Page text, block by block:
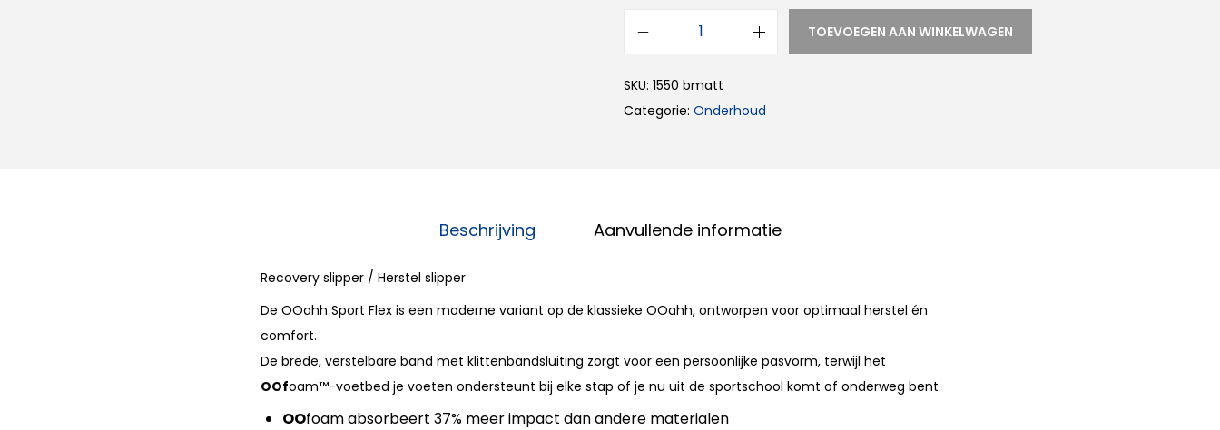
TOEVOEGEN AAN WINKELWAGEN
SKU: 1550 bmatt
Categorie: Onderhoud
Beschrijving Aanvullende informatie
Recovery slipper / Herstel slipper
De OOahh Sport Flex is een moderne variant op de klassieke OOahh, ontworpen voor optimaal herstel én
comfort.
De brede, verstelbare band met klittenbandsluiting zorgt voor een persoonlijke pasvorm, terwijl het
OOfoam™-voetbed je voeten ondersteunt bij elke stap of je nu uit de sportschool komt of onderweg bent.
OOfoam absorbeert 37% meer impact dan andere materialen